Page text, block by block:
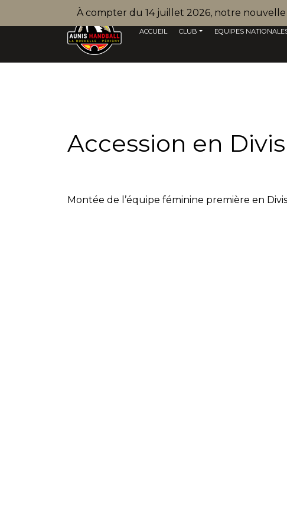
À compter du 14 juillet 2026, notre
ACCUEIL CLUB EQUIPES
Accession en
Montée de l’équipe féminine première en